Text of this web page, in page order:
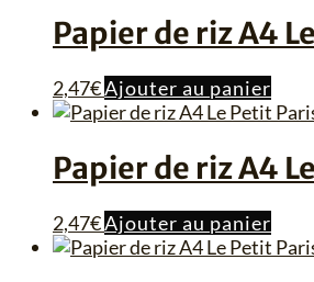
Papier de riz A4
2,47€Ajouter au panier
Papier de riz A4
2,47€Ajouter au panier